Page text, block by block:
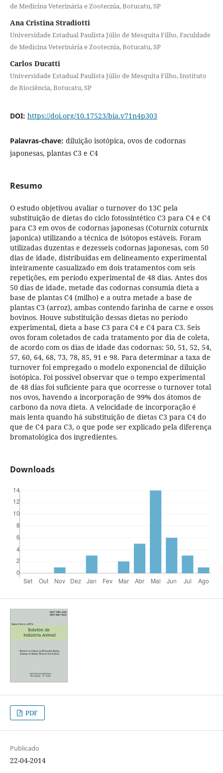
de Medicina Veterinária e Zootecnia, Botucatu, SP
Ana Cristina Stradiotti
Universidade Estadual Paulista Júlio de Mesquita Filho, Faculdade
de Medicina Veterinária e Zootecnia, Botucatu, SP
Carlos Ducatti
Universidade Estadual Paulista Júlio de Mesquita Filho, Instituto
de Biociência, Botucatu, SP
DOI: https://doi.org/10.17523/bia.v71n4p303
Palavras-chave: diluição isotópica, ovos de codornas
japonesas, plantas C3 e C4
Resumo
O estudo objetivou avaliar o turnover do 13C pela
substituição de dietas do ciclo fotossintético C3 para C4 e C4
para C3 em ovos de codornas japonesas (Coturnix coturnix
japonica) utilizando a técnica de isótopos estáveis. Foram
utilizadas duzentas e dezesseis codornas japonesas, com 50
dias de idade, distribuídas em delineamento experimental
inteiramente casualizado em dois tratamentos com seis
repetições, em período experimental de 48 dias. Antes dos
50 dias de idade, metade das codornas consumia dieta a
base de plantas C4 (milho) e a outra metade a base de
plantas C3 (arroz), ambas contendo farinha de carne e ossos
bovinos. Houve substituição dessas dietas no período
experimental, dieta a base C3 para C4 e C4 para C3. Seis
ovos foram coletados de cada tratamento por dia de coleta,
de acordo com os dias de idade das codornas: 50, 51, 52, 54,
57, 60, 64, 68, 73, 78, 85, 91 e 98. Para determinar a taxa de
turnover foi empregado o modelo exponencial de diluição
isotópica. Foi possível observar que o tempo experimental
de 48 dias foi suficiente para que ocorresse o turnover total
nos ovos, havendo a incorporação de 99% dos átomos de
carbono da nova dieta. A velocidade de incorporação é
mais lenta quando há substituição de dietas C3 para C4 do
que de C4 para C3, o que pode ser explicado pela diferença
bromatológica dos ingredientes.
Downloads
PDF
Publicado
22-04-2014